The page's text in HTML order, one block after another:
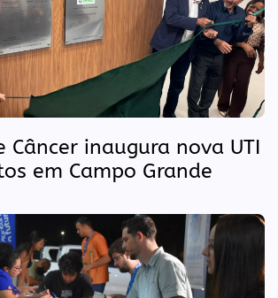
Câncer inaugura nova UTI
em Campo Grande